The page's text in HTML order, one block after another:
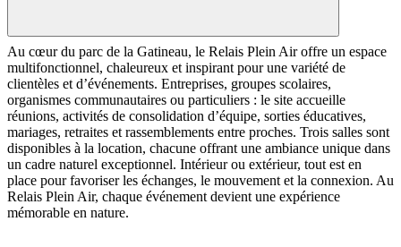
Au cœur du parc de la Gatineau, le Relais Plein Air offre un espace
multifonctionnel, chaleureux et inspirant pour une variété de
clientèles et d’événements. Entreprises, groupes scolaires,
organismes communautaires ou particuliers : le site accueille
réunions, activités de consolidation d’équipe, sorties éducatives,
mariages, retraites et rassemblements entre proches. Trois salles sont
disponibles à la location, chacune offrant une ambiance unique dans
un cadre naturel exceptionnel. Intérieur ou extérieur, tout est en
place pour favoriser les échanges, le mouvement et la connexion. Au
Relais Plein Air, chaque événement devient une expérience
mémorable en nature.